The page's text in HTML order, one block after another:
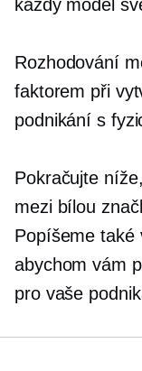
každý model
Rozhodování
faktorem při
podnikání s
Pokračujte
mezi bílou
Popíšeme také
abychom vám
pro vaše